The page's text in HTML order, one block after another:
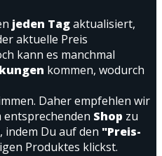
jeden Tagaktualisiert,
aktuelle Preis
kann es manchmal
kommen, wodurch
Daher empfehlen wir
entsprechenden Shop zu
indem Du auf den "Preis-
Produktes klickst.